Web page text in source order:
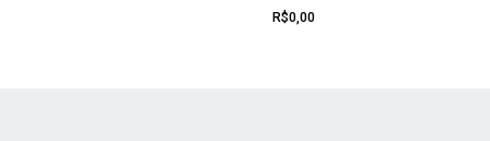
R$0,00